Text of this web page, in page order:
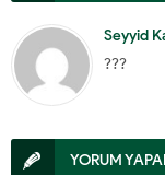
Seyyid
???
YORUM